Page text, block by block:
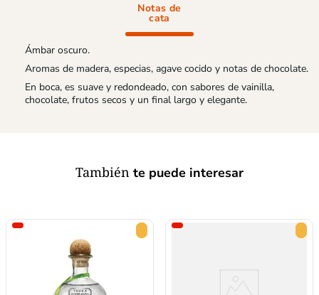
Notas de
cata
Ámbar oscuro.
Aromas de madera, especias, agave cocido y notas de chocolate.
En boca, es suave y redondeado, con sabores de vainilla,
chocolate, frutos secos y un final largo y elegante.
También te puede interesar